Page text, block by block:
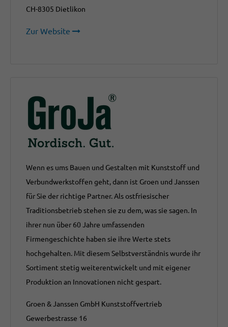
CH-8305 Dietlikon
Zur Website
Wenn es ums Bauen und Gestalten mit Kunststoff und
Verbundwerkstoffen geht, dann ist Groen und Janssen
für Sie der richtige Partner. Als ostfriesischer
Traditionsbetrieb stehen sie zu dem, was sie sagen. In
ihrer nun über 60 Jahre umfassenden
Firmengeschichte haben sie ihre Werte stets
hochgehalten. Mit diesem Selbstverständnis wurde ihr
Sortiment stetig weiterentwickelt und mit eigener
Produktion an Innovationen nicht gespart.
Groen & Janssen GmbH Kunststoffvertrieb
Gewerbestrasse 16